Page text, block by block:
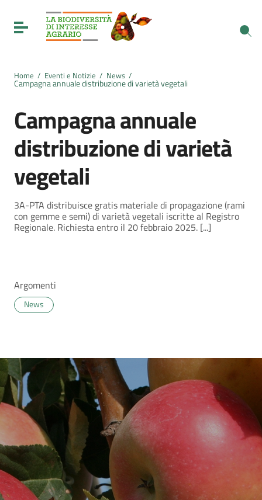
Vai al menu di navigazione
Vai al footer
Toggle navigation
Home / Eventi e Notizie / News /
Campagna annuale distribuzione di varietà vegetali
Campagna annuale
distribuzione di varietà
vegetali
3A-PTA distribuisce gratis materiale di propagazione (rami
con gemme e semi) di varietà vegetali iscritte al Registro
Regionale. Richiesta entro il 20 febbraio 2025. [...]
Argomenti
News